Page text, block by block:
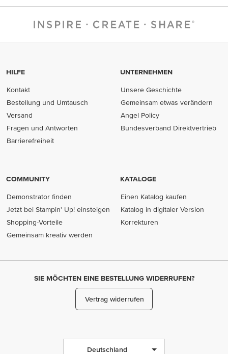
HILFE
Kontakt
Bestellung und Umtausch
Versand
Fragen und Antworten
Barrierefreiheit
UNTERNEHMEN
Unsere Geschichte
Gemeinsam etwas verändern
Angel Policy
Bundesverband Direktvertrieb
COMMUNITY
Demonstrator finden
Jetzt bei Stampin' Up! einsteigen
Shopping-Vorteile
Gemeinsam kreativ werden
KATALOGE
Einen Katalog kaufen
Katalog in digitaler Version
Korrekturen
SIE MÖCHTEN EINE BESTELLUNG WIDERRUFEN?
Vertrag widerrufen
Deutschland